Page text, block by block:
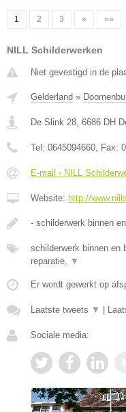
1 2 3 » »»
NILL Schilderwerken
Niet gevestigd in de
Gelderland »
De Slink 28, 6686 DH
Tel: 0645094660, Fax:
E-mail › NILL
Website: http://
- schilderwerk binnen
schilderwerk binnen en
reparatie, ▼
Er wordt gewerkt op
Laatste tweets ▼
Sociale media: